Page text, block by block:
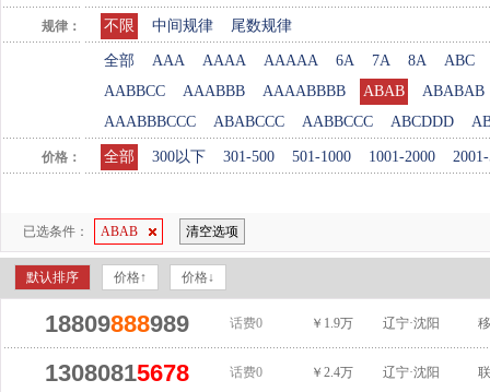
规律： 不限 中间规律 尾数规律
全部 AAA AAAA AAAAA 6A 7A 8A
ABC
AABBCC
AAABBB AAAABBBB ABAB
ABABAB
AAABBBCCC
ABABCCC AABBCCC ABCDDD
价格： 全部 300以下 301-500 501-1000 1001-2000
已选条件： ABAB 清空选项
默认排序 价格↑ 价格↓
18809888989 话费0 ￥1.9万 辽宁·沈阳
13080815678 话费0 ￥2.4万 辽宁·沈阳